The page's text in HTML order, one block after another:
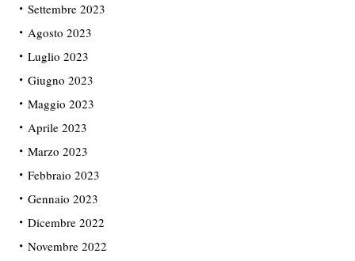
Settembre 2023
Agosto 2023
Luglio 2023
Giugno 2023
Maggio 2023
Aprile 2023
Marzo 2023
Febbraio 2023
Gennaio 2023
Dicembre 2022
Novembre 2022